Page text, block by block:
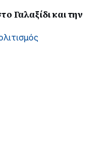
Γαλαξίδι και την